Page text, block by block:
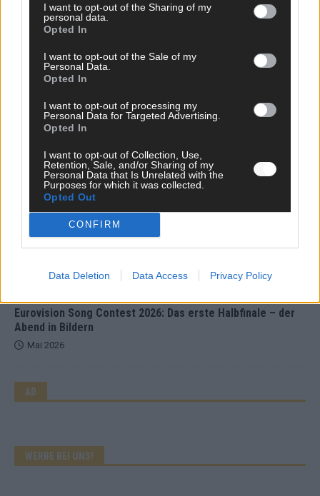
I want to opt-out of the Sharing of my
personal data.
Opted In
I want to opt-out of the Sale of my
Personal Data.
Opted In
I want to opt-out of processing my
Personal Data for Targeted Advertising.
Opted In
I want to opt-out of Collection, Use,
Retention, Sale, and/or Sharing of my
Personal Data that Is Unrelated with the
Purposes for which it was collected.
Opted Out
CONFIRM
Data Deletion Data Access Privacy Policy
Mai 2026
JJ hat den Abend gerettet – der Rest des ESC-Halbfinales
war solide, aber kein Feuerwerk
ESC-Halbfinale 2: Das sagen die Wettquoten – vier sicher,
sechs zittern, einer chancenlos!
Mai 2026
Wer zahlt, steht im Finale – ist das beim ESC wirklich fair?
Eurovision Song Contest 2026: Das erste Halbfinale – der
Abend in Bildern
Mai 2026
AD
WERBE BEI UNS!